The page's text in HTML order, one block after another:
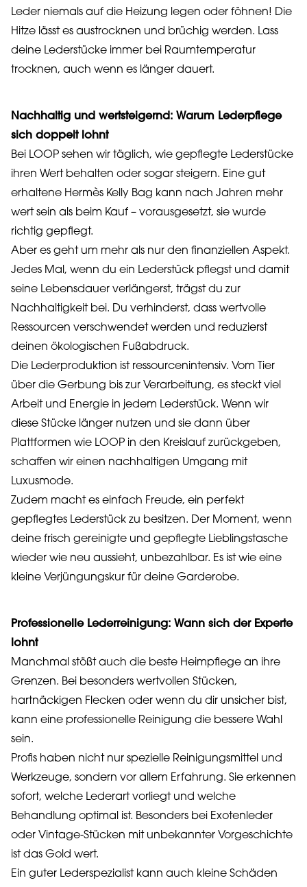
Leder niemals auf die Heizung legen oder föhnen! Die
Hitze lässt es austrocknen und brüchig werden. Lass
deine Lederstücke immer bei Raumtemperatur
trocknen, auch wenn es länger dauert.
Nachhaltig und wertsteigernd: Warum Lederpflege
sich doppelt lohnt
Bei LOOP sehen wir täglich, wie gepflegte Lederstücke
ihren Wert behalten oder sogar steigern. Eine gut
erhaltene Hermès Kelly Bag kann nach Jahren mehr
wert sein als beim Kauf – vorausgesetzt, sie wurde
richtig gepflegt.
Aber es geht um mehr als nur den finanziellen Aspekt.
Jedes Mal, wenn du ein Lederstück pflegst und damit
seine Lebensdauer verlängerst, trägst du zur
Nachhaltigkeit bei. Du verhinderst, dass wertvolle
Ressourcen verschwendet werden und reduzierst
deinen ökologischen Fußabdruck.
Die Lederproduktion ist ressourcenintensiv. Vom Tier
über die Gerbung bis zur Verarbeitung, es steckt viel
Arbeit und Energie in jedem Lederstück. Wenn wir
diese Stücke länger nutzen und sie dann über
Plattformen wie LOOP in den Kreislauf zurückgeben,
schaffen wir einen nachhaltigen Umgang mit
Luxusmode.
Zudem macht es einfach Freude, ein perfekt
gepflegtes Lederstück zu besitzen. Der Moment, wenn
deine frisch gereinigte und gepflegte Lieblingstasche
wieder wie neu aussieht, unbezahlbar. Es ist wie eine
kleine Verjüngungskur für deine Garderobe.
Professionelle Lederreinigung: Wann sich der Experte
lohnt
Manchmal stößt auch die beste Heimpflege an ihre
Grenzen. Bei besonders wertvollen Stücken,
hartnäckigen Flecken oder wenn du dir unsicher bist,
kann eine professionelle Reinigung die bessere Wahl
sein.
Profis haben nicht nur spezielle Reinigungsmittel und
Werkzeuge, sondern vor allem Erfahrung. Sie erkennen
sofort, welche Lederart vorliegt und welche
Behandlung optimal ist. Besonders bei Exotenleder
oder Vintage-Stücken mit unbekannter Vorgeschichte
ist das Gold wert.
Ein guter Lederspezialist kann auch kleine Schäden